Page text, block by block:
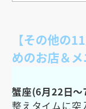
【その他の
めのお店＆
蟹座(6月22日
整えタイムに突